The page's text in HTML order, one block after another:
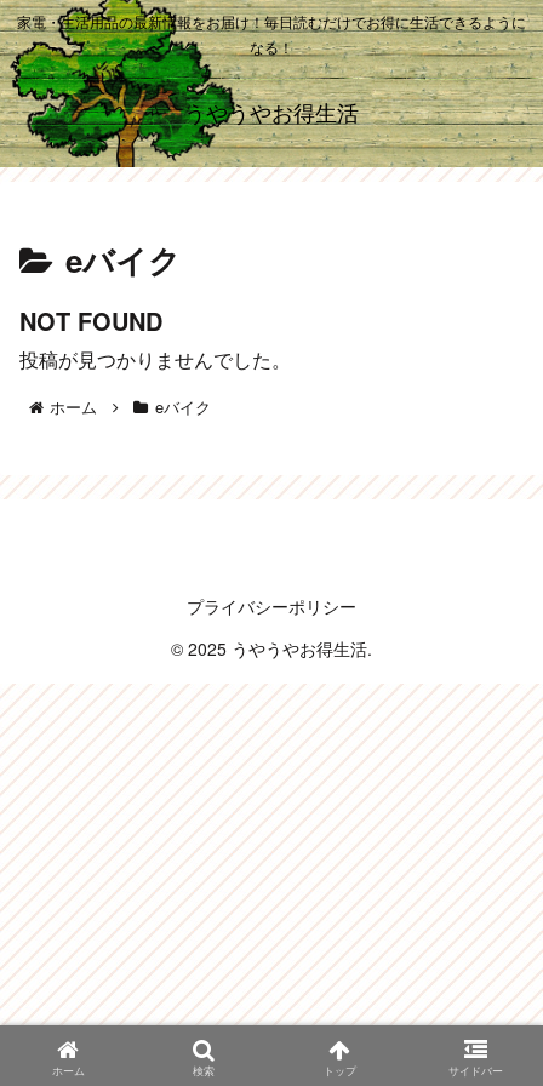
家電・生活用品の最新情報をお届け！毎日読むだけでお得に生活できるように
なる！
うやうやお得生活
eバイク
NOT FOUND
投稿が見つかりませんでした。
ホーム eバイク
プライバシーポリシー
© 2025 うやうやお得生活.
ホーム 検索 トップ サイドバー